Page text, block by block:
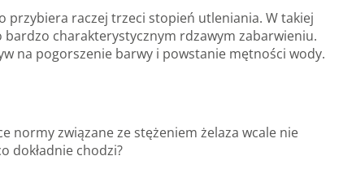
przybiera raczej trzeci stopień utleniania. W takiej
charakterystycznym rdzawym zabarwieniu.
na pogorszenie barwy i powstanie mętności wody.
normy związane ze stężeniem żelaza wcale nie
dokładnie chodzi?